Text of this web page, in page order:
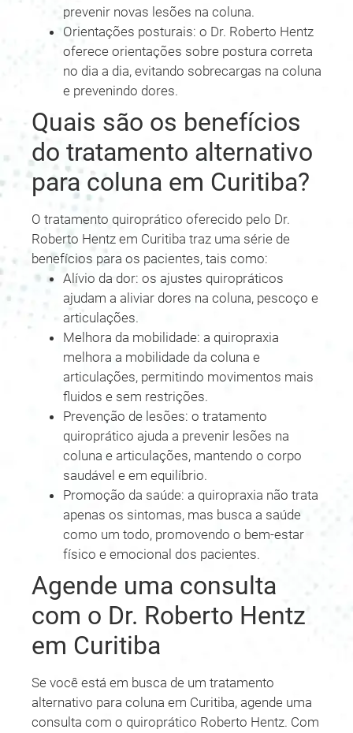
prevenir novas lesões na coluna.
Orientações posturais: o Dr. Roberto Hentz
oferece orientações sobre postura correta
no dia a dia, evitando sobrecargas na coluna
e prevenindo dores.
Quais são os benefícios
do tratamento alternativo
para coluna em Curitiba?
O tratamento quiroprático oferecido pelo Dr.
Roberto Hentz em Curitiba traz uma série de
benefícios para os pacientes, tais como:
Alívio da dor: os ajustes quiropráticos
ajudam a aliviar dores na coluna, pescoço e
articulações.
Melhora da mobilidade: a quiropraxia
melhora a mobilidade da coluna e
articulações, permitindo movimentos mais
fluidos e sem restrições.
Prevenção de lesões: o tratamento
quiroprático ajuda a prevenir lesões na
coluna e articulações, mantendo o corpo
saudável e em equilíbrio.
Promoção da saúde: a quiropraxia não trata
apenas os sintomas, mas busca a saúde
como um todo, promovendo o bem-estar
físico e emocional dos pacientes.
Agende uma consulta
com o Dr. Roberto Hentz
em Curitiba
Se você está em busca de um tratamento
alternativo para coluna em Curitiba, agende uma
consulta com o quiroprático Roberto Hentz. Com